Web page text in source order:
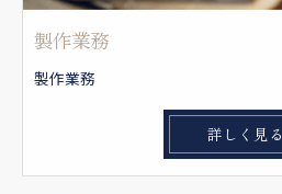
製作業務
製作業務
詳しく見る